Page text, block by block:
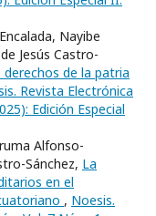
Nayibe
Jesús Castro-
de la patria
Revista Electrónica
Edición Especial
Alfonso-
Sánchez, La
en el
, Noesis.